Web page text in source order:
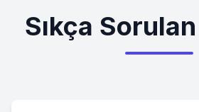
Sıkça